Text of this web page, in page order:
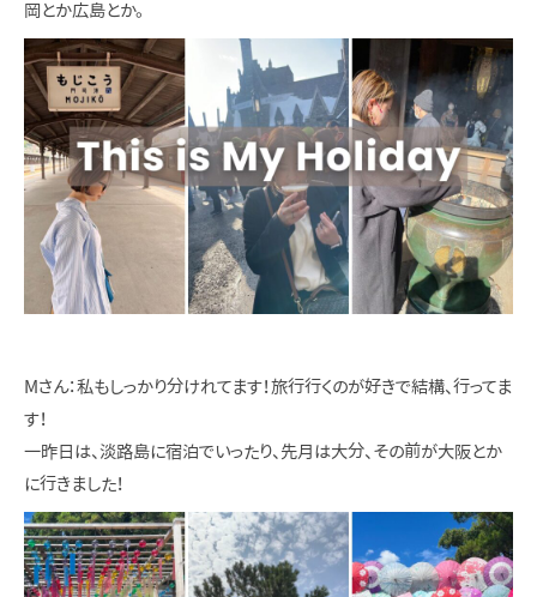
岡とか広島とか。
Mさん：私もしっかり分けれてます！旅行行くのが好きで結構、行ってま
す！
一昨日は、淡路島に宿泊でいったり、先月は大分、その前が大阪とか
に行きました！